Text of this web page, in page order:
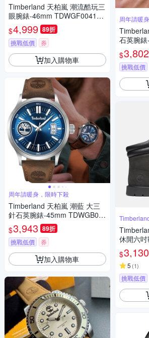
Timberland 天柏嵐 潮流酷玩三
眼腕錶-46mm TDWGF004150
$4,999 89折
挑戰低價 券
加入購物車
周年請暖身，限時下殺
Timberland 天柏嵐 潮藍 大三
針石英腕錶-45mm TDWGB00
41005
$3,943 89折
挑戰低價 券
加入購物車
周年請暖
石英腕
604)
$3,802
挑戰低價
休閒六
$3,130
5 (1)
挑戰低價